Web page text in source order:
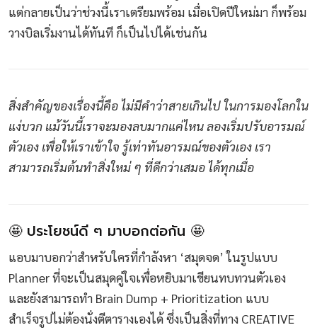
แต่กลายเป็นว่าช่วงนี้เราเตรียมพร้อม เมื่อเปิดปีใหม่มา ก็พร้อม
วางบิลเริ่มงานได้ทันที ก็เป็นไปได้เช่นกัน
สิ่งสำคัญของเรื่องนี้คือ ไม่มีคำว่าสายเกินไป ในการมองโลกใน
แง่บวก แม้วันนี้เราจะมองลบมากแค่ไหน ลองเริ่มปรับอารมณ์
ตัวเอง เพื่อให้เราเข้าใจ รู้เท่าทันอารมณ์ของตัวเอง เรา
สามารถเริ่มต้นทำสิ่งใหม่ ๆ ที่ดีกว่าเสมอ ได้ทุกเมื่อ
🤩 ประโยชน์ดี ๆ มาบอกต่อกัน 🤩
แอบมาบอกว่าสำหรับใครที่กำลังหา ‘สมุดจด’ ในรูปแบบ
Planner ที่จะเป็นสมุดคู่ใจเพื่อหยิบมาเขียนทบทวนตัวเอง
และยังสามารถทำ Brain Dump + Prioritization แบบ
สำเร็จรูปไม่ต้องนั่งตีตารางเองได้ ซึ่งเป็นสิ่งที่ทาง CREATIVE